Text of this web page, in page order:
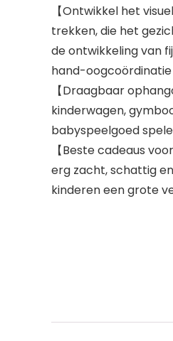
【Ontwikkel het
trekken, die het
de ontwikkeling van
hand-
【Draagbaar
kinderwagen,
babyspeelgoed
【Beste cadeaus
erg zacht, schattig
kinderen een grote